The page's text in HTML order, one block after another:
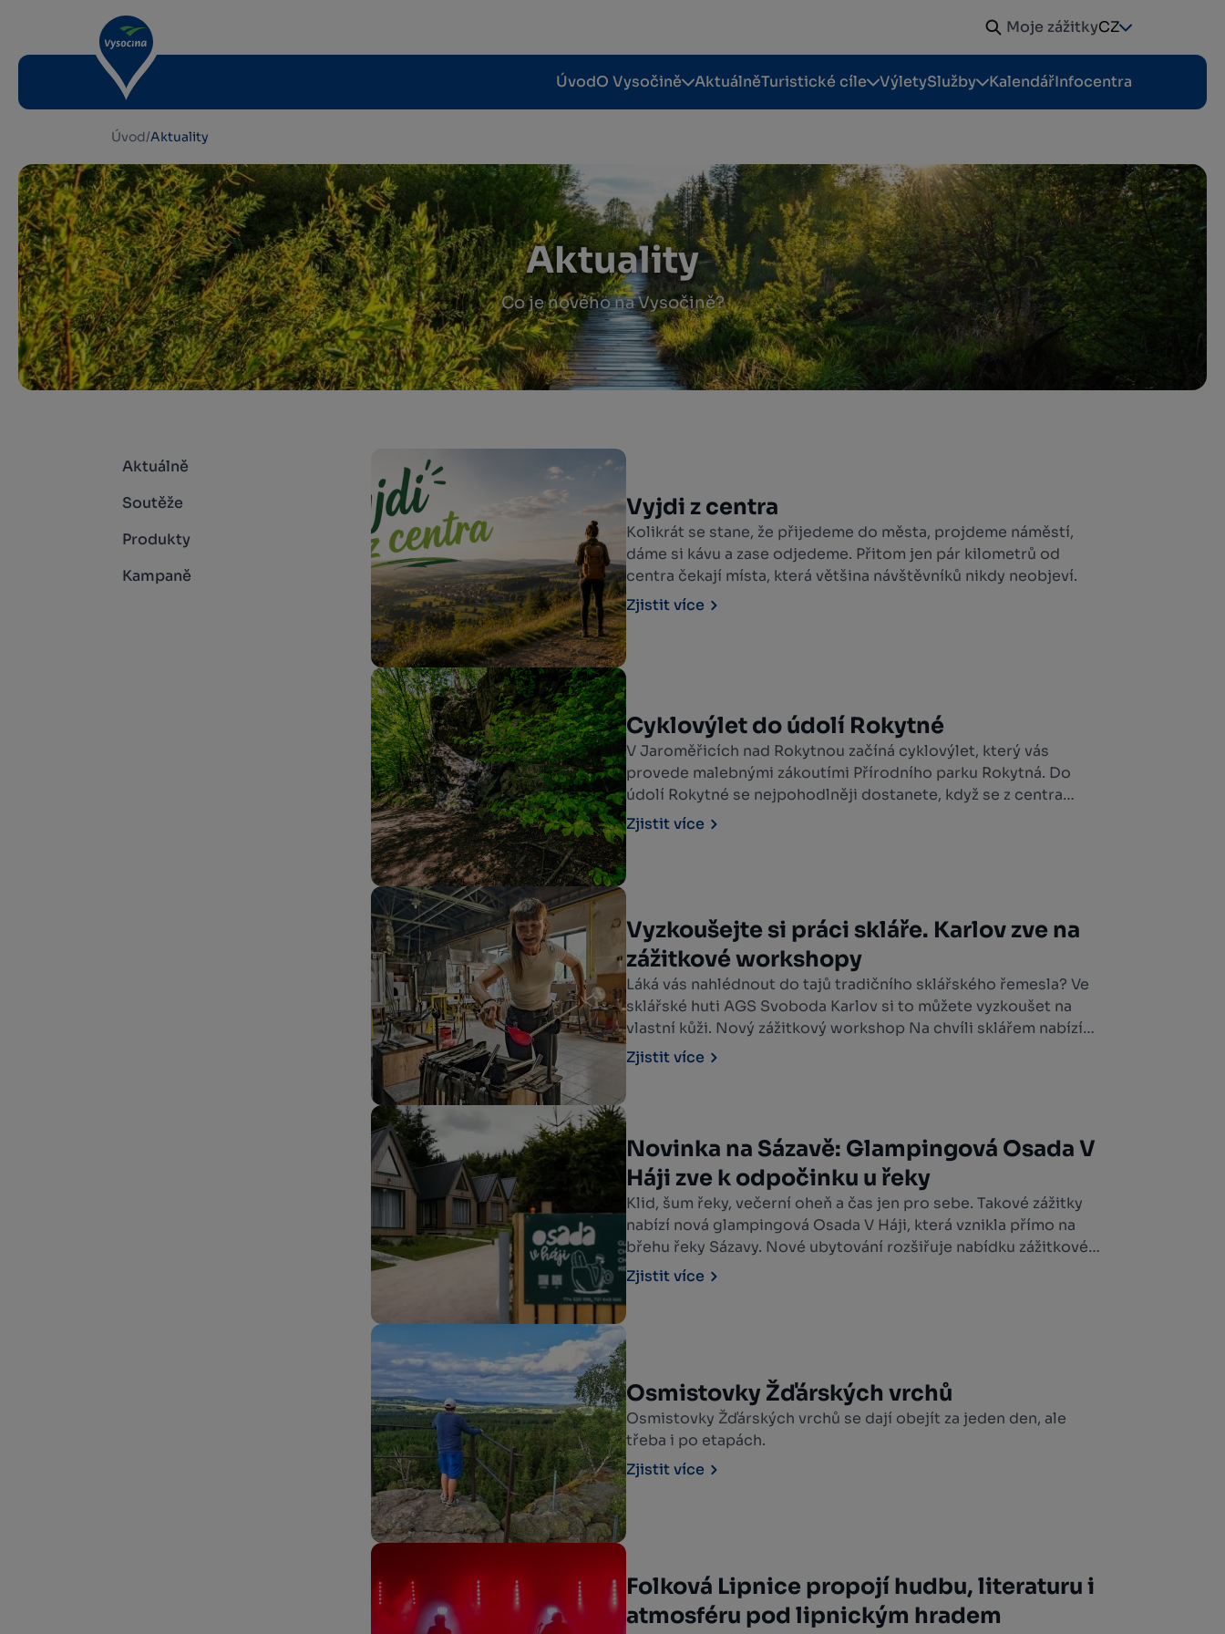
Moje zážitkyCZ
ÚvodO Vysočině AktuálněTuristické cíle VýletySlužby KalendářInfocentra
Úvod/Aktuality
Aktuality
Co je nového na Vysočině?
Aktuálně
Soutěže
Produkty
Kampaně
Vyjdi z centra
Kolikrát se stane, že přijedeme do města, projdeme náměstí,
dáme si kávu a zase odjedeme. Přitom jen pár kilometrů od
centra čekají místa, která většina návštěvníků nikdy neobjeví.
Zjistit více
Cyklovýlet do údolí Rokytné
V Jaroměřicích nad Rokytnou začíná cyklovýlet, který vás
provede malebnými zákoutími Přírodního parku Rokytná. Do
údolí Rokytné se nejpohodlněji dostanete, když se z centra
města vydáte po žluté turistické trase.
Zjistit více
Vyzkoušejte si práci skláře. Karlov zve na
zážitkové workshopy
Láká vás nahlédnout do tajů tradičního sklářského řemesla? Ve
sklářské huti AGS Svoboda Karlov si to můžete vyzkoušet na
vlastní kůži. Nový zážitkový workshop Na chvíli sklářem nabízí
jedinečnou možnost postavit se ke sklářské peci, vzít do ruky
sklářskou píšťalu a pod vedením zkušeného mistra vytvořit
Zjistit více
Novinka na Sázavě: Glampingová Osada V
Háji zve k odpočinku u řeky
Klid, šum řeky, večerní oheň a čas jen pro sebe. Takové zážitky
nabízí nová glampingová Osada V Háji, která vznikla přímo na
břehu řeky Sázavy. Nové ubytování rozšiřuje nabídku zážitkové
turistiky v destinaci Vysočina West a osloví všechny, kdo
hledají spojení komfortu s pobytem v přírodě.
Zjistit více
Osmistovky Žďárských vrchů
Osmistovky Žďárských vrchů se dají obejít za jeden den, ale
třeba i po etapách.
Zjistit více
Folková Lipnice propojí hudbu, literaturu i
atmosféru pod lipnickým hradem